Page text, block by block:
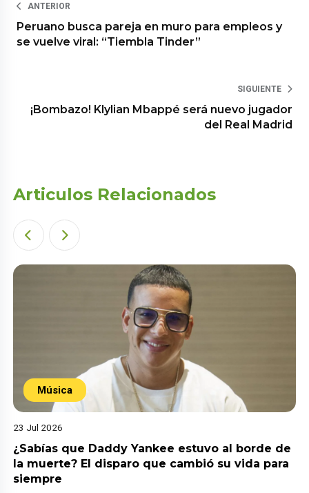
ANTERIOR
Peruano busca pareja en muro para empleos y
se vuelve viral: “Tiembla Tinder”
SIGUIENTE
¡Bombazo! Klylian Mbappé será nuevo jugador
del Real Madrid
Articulos Relacionados
Música
23 Jul 2026
¿Sabías que Daddy Yankee estuvo al borde de
la muerte? El disparo que cambió su vida para
siempre